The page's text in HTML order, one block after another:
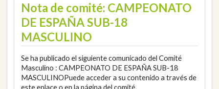
Nota de comité: CAMPEONATO
DE ESPAÑA SUB-18
MASCULINO
Se ha publicado el siguiente comunicado del Comité
Masculino : CAMPEONATO DE ESPAÑA SUB-18
MASCULINOPuede acceder a su contenido a través de
este enlace o en la página del comité.